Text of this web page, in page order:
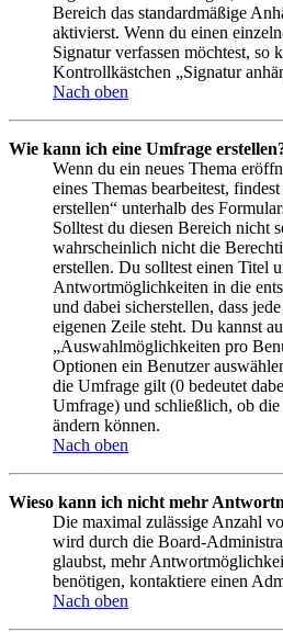
Bereich das standardmäßige
aktivierst. Wenn du einen
Signatur verfassen möchtest, so
Kontrollkästchen „Signatur
Nach oben
Wie kann ich eine Umfrage
Wenn du ein neues Thema
eines Themas bearbeitest,
erstellen“ unterhalb des
Solltest du diesen Bereich nicht
wahrscheinlich nicht die
erstellen. Du solltest einen Titel
Antwortmöglichkeiten in die
und dabei sicherstellen, dass
eigenen Zeile steht. Du kannst
„Auswahlmöglichkeiten pro
Optionen ein Benutzer
die Umfrage gilt (0 bedeutet
Umfrage) und schließlich, ob
ändern können.
Nach oben
Wieso kann ich nicht mehr
Die maximal zulässige Anzahl
wird durch die Board-
glaubst, mehr
benötigen, kontaktiere einen
Nach oben